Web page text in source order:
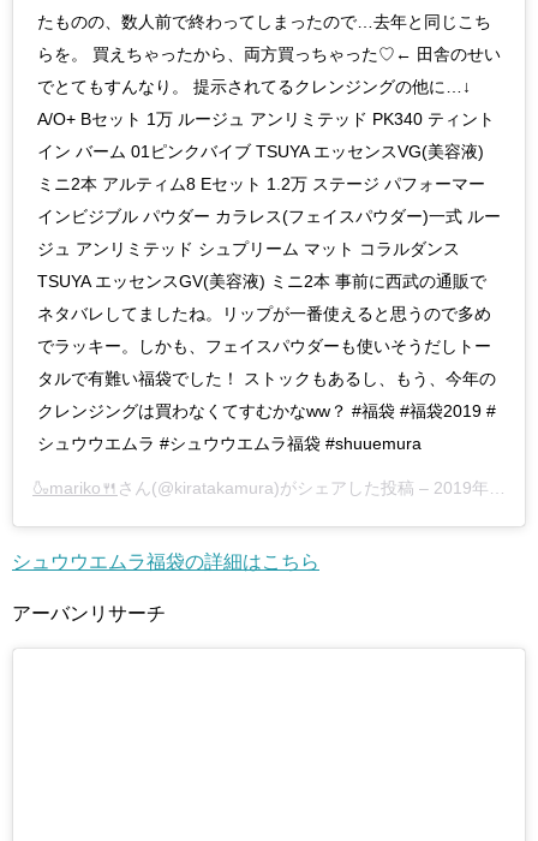
たものの、数人前で終わってしまったので…去年と同じこち
らを。 買えちゃったから、両方買っちゃった♡← 田舎のせい
でとてもすんなり。 提示されてるクレンジングの他に…↓
A/O+ Bセット 1万 ルージュ アンリミテッド PK340 ティント
イン バーム 01ピンクバイブ TSUYA エッセンスVG(美容液)
ミニ2本 アルティム8 Eセット 1.2万 ステージ パフォーマー
インビジブル パウダー カラレス(フェイスパウダー)一式 ルー
ジュ アンリミテッド シュプリーム マット コラルダンス
TSUYA エッセンスGV(美容液) ミニ2本 事前に西武の通販で
ネタバレしてましたね。リップが一番使えると思うので多め
でラッキー。しかも、フェイスパウダーも使いそうだしトー
タルで有難い福袋でした！ ストックもあるし、もう、今年の
クレンジングは買わなくてすむかなww？ #福袋 #福袋2019 #
シュウウエムラ #シュウウエムラ福袋 #shuuemura
🍶mariko🍴 さん(@kiratakamura)がシェアした投稿 – 2019年 1月月1日午前1時22分PST
シュウウエムラ福袋の詳細はこちら
アーバンリサーチ